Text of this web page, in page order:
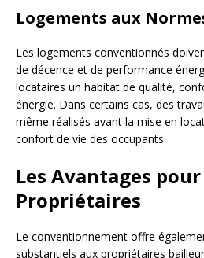
Logements aux
Les logements conventionnés
de décence et de performance
locataires un habitat de qualité,
énergie. Dans certains cas, des
même réalisés avant la mise en
confort de vie des occupants.
Les Avantages
Propriétaires
Le conventionnement offre
substantiels aux propriétaires